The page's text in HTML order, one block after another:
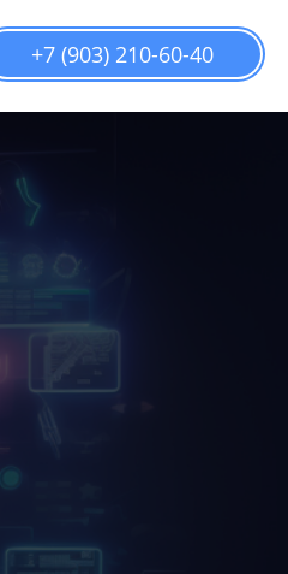
+7 (903) 210-60-40